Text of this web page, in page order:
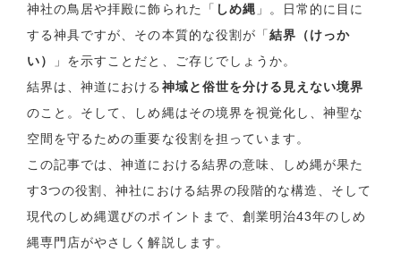
神社の鳥居や拝殿に飾られた「 しめ縄 」。日常的に目に
する神具ですが、その本質的な役割が「結界（けっか
い）
」を示すことだと、ご存じでしょうか。
結界は、神道における 神域と俗世を分ける見えない境界
のこと。そして、しめ縄はその境界を視覚化し、神聖な
空間を守るための重要な役割を担っています。
この記事では、神道における結界の意味、しめ縄が果た
す3つの役割、神社における結界の段階的な構造、そして
現代のしめ縄選びのポイントまで、創業明治43年のしめ
縄専門店がやさしく解説します。